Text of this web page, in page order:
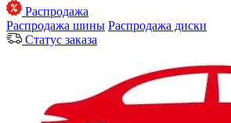
Распродажа
Распродажа шины Распродажа диски
Статус заказа